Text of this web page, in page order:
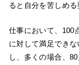
ると自分を苦しめる
仕事において、100
に対して満足でき
し、多くの場合、